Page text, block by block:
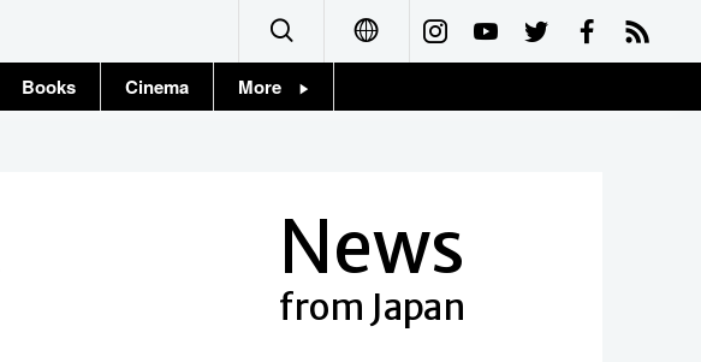
Français
Books Cinema More
News
from Japan